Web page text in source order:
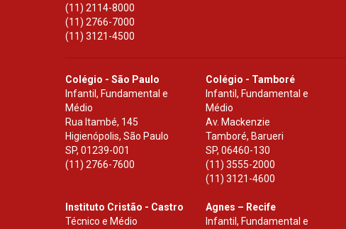
(11) 2114-8000
(11) 2766-7000
(11) 3121-4500
Colégio - São Paulo
Infantil, Fundamental e
Médio
Rua Itambé, 145
Higienópolis, São Paulo
SP, 01239-001
(11) 2766-7600
Colégio - Tamboré
Infantil, Fundamental e
Médio
Av. Mackenzie
Tamboré, Barueri
SP,06460-130
(11) 3555-2000
(11) 3121-4600
Instituto Cristão - Castro
Técnico e Médio
Agnes – Recife
Infantil, Fundamental e